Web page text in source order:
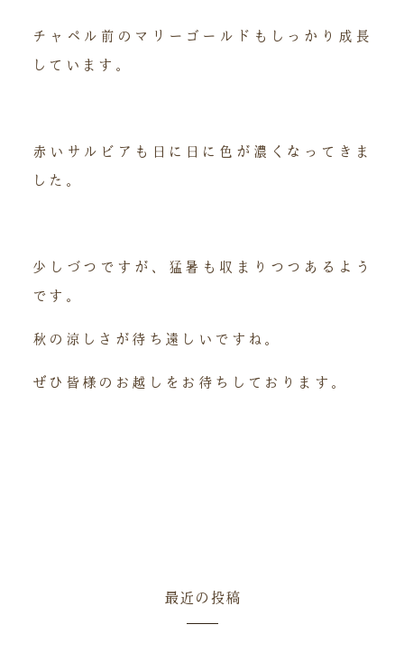
チャペル前のマリーゴールドもしっかり成長
しています。
赤いサルビアも日に日に色が濃くなってきま
した。
少しづつですが、猛暑も収まりつつあるよう
です。
秋の涼しさが待ち遠しいですね。
ぜひ皆様のお越しをお待ちしております。
最近の投稿